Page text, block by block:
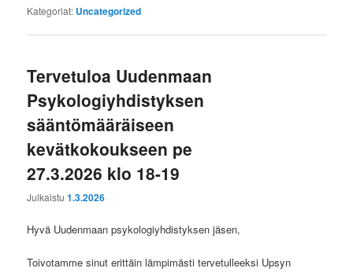
Kategoriat: Uncategorized
Tervetuloa Uudenmaan
Psykologiyhdistyksen
sääntömääräiseen
kevätkokoukseen pe
27.3.2026 klo 18-19
Julkaistu1.3.2026
Hyvä Uudenmaan psykologiyhdistyksen jäsen,
Toivotamme sinut erittäin lämpimästi tervetulleeksi Upsyn